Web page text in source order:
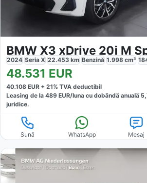
BMW X3 xDrive 20i M
2024 Seria X 22.453 km Benzină 1.998 cm³
48.531 EUR
40.108 EUR + 21% TVA deductibil
Leasing de la 489 EUR/luna cu dobăndă anuală
juridice.
Sună WhatsApp Mesaj